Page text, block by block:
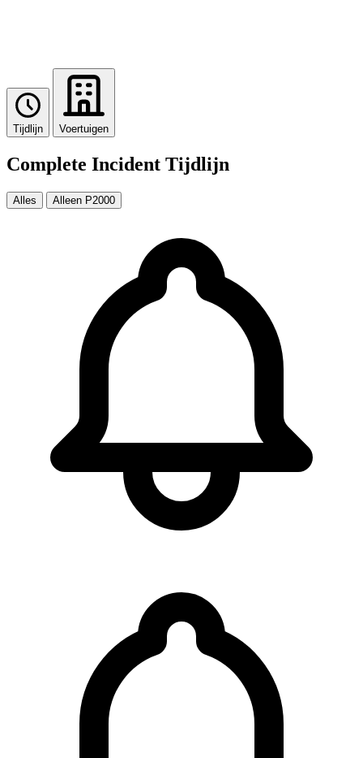
Tijdlijn Voertuigen
Complete Incident Tijdlijn
Alles Alleen P2000